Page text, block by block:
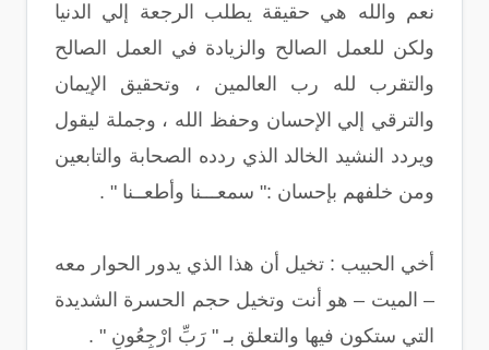
نعم والله هي حقيقة يطلب الرجعة إلي الدنيا
ولكن للعمل الصالح والزيادة في العمل الصالح
والتقرب لله رب العالمين ، وتحقيق الإيمان
والترقي إلي الإحسان وحفظ الله ، وجملة ليقول
ويردد النشيد الخالد الذي ردده الصحابة والتابعين
ومن خلفهم بإحسان :" سمعـــنا وأطعــنا " .
أخي الحبيب : تخيل أن هذا الذي يدور الحوار معه
– الميت – هو أنت وتخيل حجم الحسرة الشديدة
التي ستكون فيها والتعلق بـ " رَبِّ ارْجِعُونِ " .